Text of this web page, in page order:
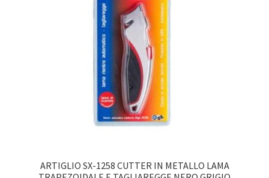
ARTIGLIO SX-1258 CUTTER IN METALLO LAMA